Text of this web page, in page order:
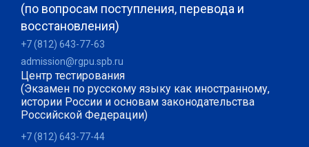
(по вопросам поступления, перевода и
восстановления)
+7 (812) 643-77-63
admission@rgpu.spb.ru
Центр тестирования
(Экзамен по русскому языку как иностранному,
истории России и основам законодательства
Российской Федерации)
+7 (812) 643-77-44